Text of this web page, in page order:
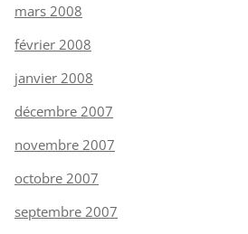
mars 2008
février 2008
janvier 2008
décembre 2007
novembre 2007
octobre 2007
septembre 2007